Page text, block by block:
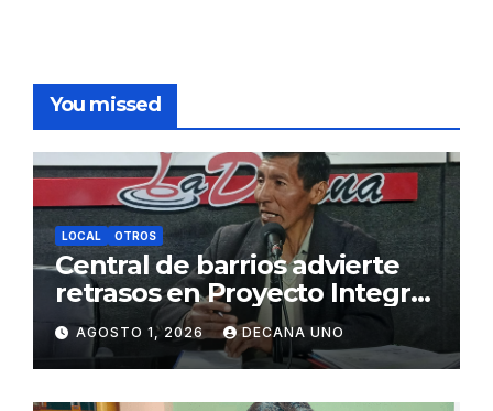
You missed
LOCAL OTROS
Central de barrios advierte
retrasos en Proyecto Integral
de Agua y Alcantarillado para
Juliaca
AGOSTO 1, 2026 DECANA UNO